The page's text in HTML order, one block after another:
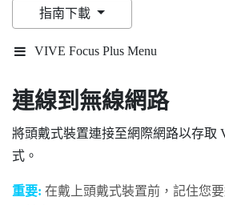
指南下載
VIVE Focus Plus Menu
連線到無線網路
將頭戴式裝置連接至網際網路以存取
式。
重要: 在戴上頭戴式裝置前，記住您